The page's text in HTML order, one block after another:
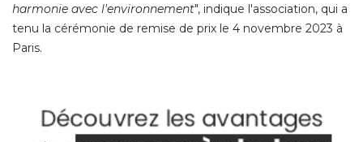
harmonie avec l'environnement", indique l'association, qui a
tenu la cérémonie de remise de prix le 4 novembre 2023 à
Paris.